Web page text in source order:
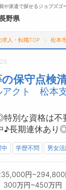
探す
ばれる理由
ついて
や派遣で探せるジョブズゴ
野県
求人・転職TOP 松本
保守点検
アクト 松本
別な資格は不
♪長期連休あり
中 学歴不問 男女
円~294,800
300万円~450万円